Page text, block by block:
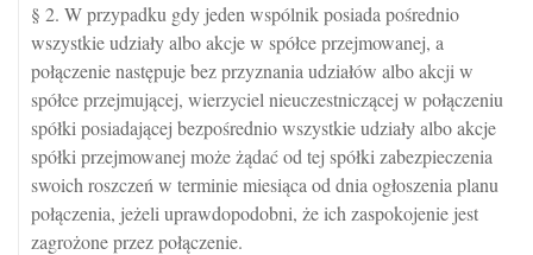
§ 2. W przypadku gdy jeden wspólnik posiada pośrednio
wszystkie udziały albo akcje w spółce przejmowanej, a
połączenie następuje bez przyznania udziałów albo akcji w
spółce przejmującej, wierzyciel nieuczestniczącej w połączeniu
spółki posiadającej bezpośrednio wszystkie udziały albo akcje
spółki przejmowanej może żądać od tej spółki zabezpieczenia
swoich roszczeń w terminie miesiąca od dnia ogłoszenia planu
połączenia, jeżeli uprawdopodobni, że ich zaspokojenie jest
zagrożone przez połączenie.